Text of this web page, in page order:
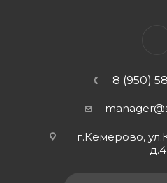
8 (950)
г.Кемерово,